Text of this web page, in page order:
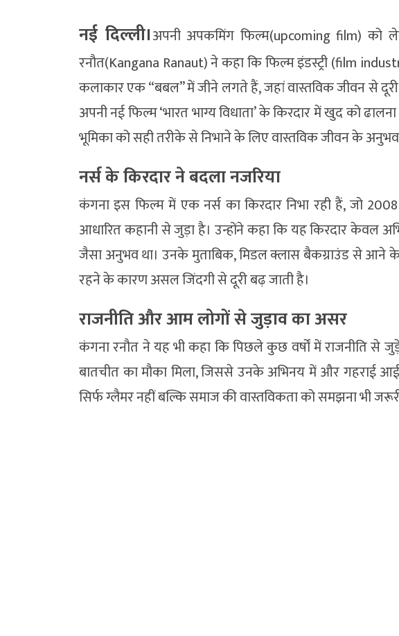
नई दिल्ली।अपनी अपकमिंग फिल्म(upcoming film) को
रनौत(Kangana Ranaut) ने कहा कि फिल्म इंडस्ट्री (film
कलाकार एक “बबल” में जीने लगते हैं, जहां वास्तविक जीवन से दूरी
अपनी नई फिल्म ‘भारत भाग्य विधाता’ के किरदार में खुद को
भूमिका को सही तरीके से निभाने के लिए वास्तविक जीवन के
नर्स के किरदार ने बदला नजरिया
कंगना इस फिल्म में एक नर्स का किरदार निभा रही हैं, जो
आधारित कहानी से जुड़ा है। उन्होंने कहा कि यह किरदार केवल
जैसा अनुभव था। उनके मुताबिक, मिडल क्लास बैकग्राउंड से आने
रहने के कारण असल जिंदगी से दूरी बढ़ जाती है।
राजनीति और आम लोगों से जुड़ाव का असर
कंगना रनौत ने यह भी कहा कि पिछले कुछ वर्षों में राजनीति से
बातचीत का मौका मिला, जिससे उनके अभिनय में और गहराई
सिर्फ ग्लैमर नहीं बल्कि समाज की वास्तविकता को समझना भी